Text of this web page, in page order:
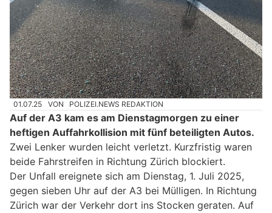
01.07.25 VON POLIZEI.NEWS REDAKTION
Auf der A3 kam es am Dienstagmorgen zu einer
heftigen Auffahrkollision mit fünf beteiligten Autos.
Zwei Lenker wurden leicht verletzt. Kurzfristig waren
beide Fahrstreifen in Richtung Zürich blockiert.
Der Unfall ereignete sich am Dienstag, 1. Juli 2025,
gegen sieben Uhr auf der A3 bei Mülligen. In Richtung
Zürich war der Verkehr dort ins Stocken geraten. Auf